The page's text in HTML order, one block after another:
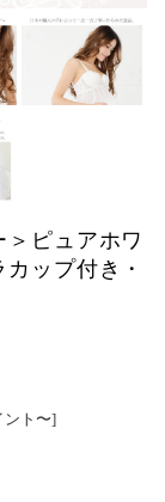
ピュアホワ
ップ付き・
ント〜]